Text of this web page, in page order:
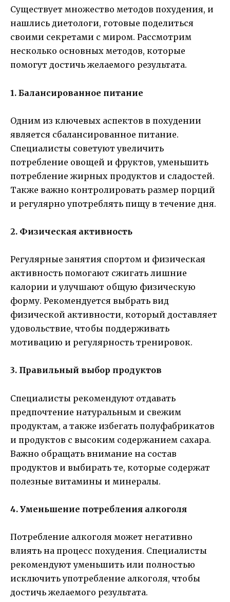
Существует множество методов похудения, и
нашлись диетологи, готовые поделиться
своими секретами с миром. Рассмотрим
несколько основных методов, которые
помогут достичь желаемого результата.
1. Балансированное питание
Одним из ключевых аспектов в похудении
является сбалансированное питание.
Специалисты советуют увеличить
потребление овощей и фруктов, уменьшить
потребление жирных продуктов и сладостей.
Также важно контролировать размер порций
и регулярно употреблять пищу в течение дня.
2. Физическая активность
Регулярные занятия спортом и физическая
активность помогают сжигать лишние
калории и улучшают общую физическую
форму. Рекомендуется выбрать вид
физической активности, который доставляет
удовольствие, чтобы поддерживать
мотивацию и регулярность тренировок.
3. Правильный выбор продуктов
Специалисты рекомендуют отдавать
предпочтение натуральным и свежим
продуктам, а также избегать полуфабрикатов
и продуктов с высоким содержанием сахара.
Важно обращать внимание на состав
продуктов и выбирать те, которые содержат
полезные витамины и минералы.
4. Уменьшение потребления алкоголя
Потребление алкоголя может негативно
влиять на процесс похудения. Специалисты
рекомендуют уменьшить или полностью
исключить употребление алкоголя, чтобы
достичь желаемого результата.